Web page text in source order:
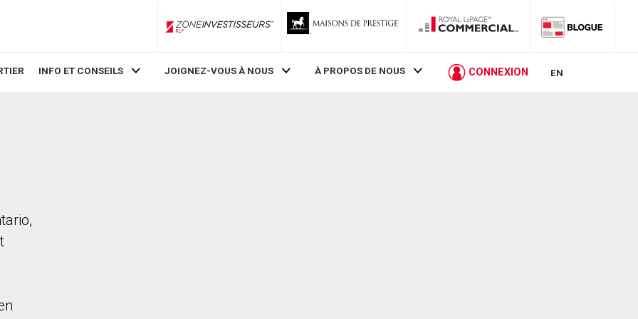
ZoneInvestisseurs RLP
INFO ET CONSEILS JOIGNEZ-VOUS À NOUS À PROPOS DE NOUS CONNEXION EN